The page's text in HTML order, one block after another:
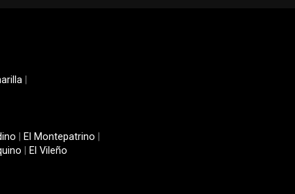
El Montepatrino
El Vileño